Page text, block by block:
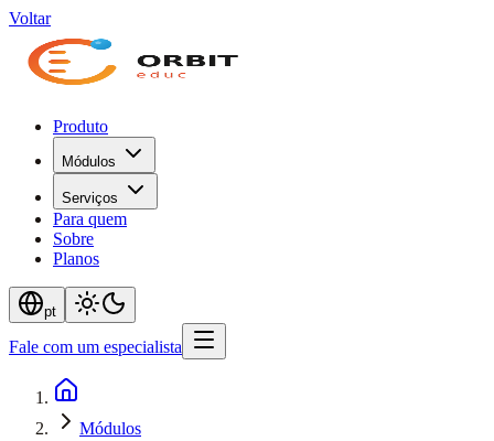
Voltar
Produto
Módulos
Serviços
Para quem
Sobre
Planos
pt
Fale com um especialista
Módulos